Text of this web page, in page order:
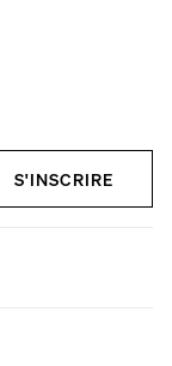
S'INSCRIRE